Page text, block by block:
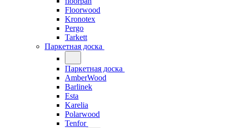
Floorwood
Kronotex
Pergo
Tarkett
Паркетная доска
Паркетная доска
AmberWood
Barlinek
Esta
Karelia
Polarwood
Tenfor